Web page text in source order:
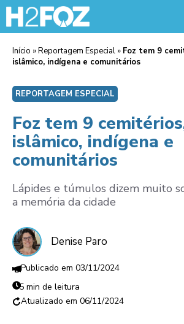
Início »Reportagem Especial » Foz tem 9
islâmico, indígena e comunitários
REPORTAGEM ESPECIAL
Foz tem 9
islâmico, indígena e
comunitários
Lápides e túmulos dizem muito
a memória da cidade
Denise Paro
03/11/2024
5 min de leitura
06/11/2024